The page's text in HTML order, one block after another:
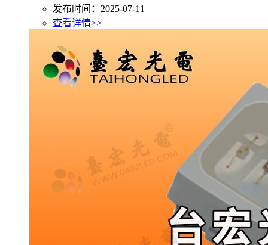
发布时间：2025-07-11
查看详情>>